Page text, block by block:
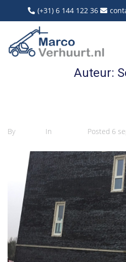
(+31) 6 144 122 36
Auteur:
By In Posted 6